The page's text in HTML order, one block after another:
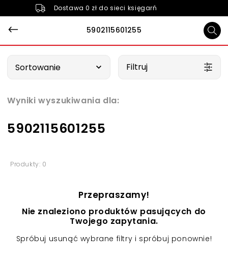
Dostawa 0 zł do sieci księgarń
5902115601255
Wyniki wyszukiwania dla:
5902115601255
Sortowanie Filtruj
Produkty: 0
Przepraszamy!
Nie znaleziono produktów pasujących do
Twojego zapytania.
Spróbuj usunąć wybrane filtry i spróbuj ponownie!